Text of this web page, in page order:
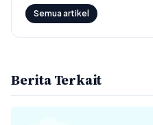
Semua artikel
Berita Terkait